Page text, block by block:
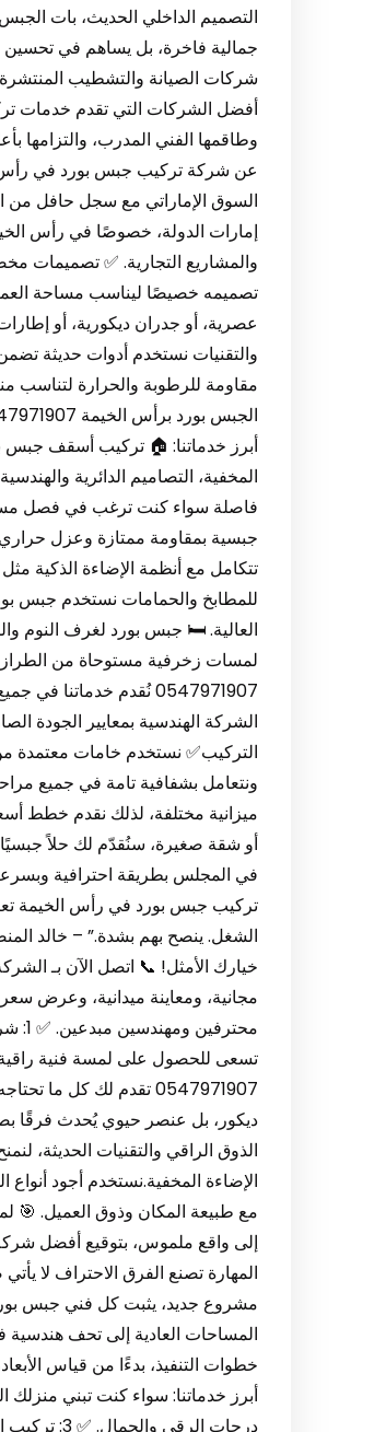
التصميم الداخلي الحديث، بات
جمالية فاخرة، بل يساهم في تحسين
شركات الصيانة والتشطيب المنتشرة
عن شركة تركيب جبس بورد في رأس
السوق الإماراتي مع سجل حافل من
إمارات الدولة، خصوصًا في رأس
والمشاريع التجارية. ✅ تصميمات
تصميمه خصيصًا ليناسب مساحة
عصرية، أو جدران ديكورية، أو
والتقنيات نستخدم أدوات حديثة
مقاومة للرطوبة والحرارة لتناسب
أبرز خدماتنا: 🏠 تركيب أسقف جبس
فاصلة سواء كنت ترغب في فصل مساحة
جبسية بمقاومة ممتازة وعزل
للمطابخ والحمامات نستخدم جبس
العالية. 🛏 جبس بورد لغرف النوم
لمسات زخرفية مستوحاة من
0547971907 نُقدم
الشركة الهندسية بمعايير الجودة
التركيب✅ نستخدم خامات معتمدة
ونتعامل بشفافية تامة في جميع
ميزانية مختلفة، لذلك نقدم خطط
أو شقة صغيرة، سنُقدّم لك حلاً جبسيًا
في المجلس بطريقة احترافية
تركيب جبس بورد في رأس الخيمة
الشغل. ينصح بهم بشدة.” – خالد
خيارك الأمثل! 📞 اتصل الآن بـ
مجانية، ومعاينة ميدانية، وعرض
تسعى للحصول على لمسة فنية
0547971907 تقدم لك
ديكور، بل عنصر حيوي يُحدث فرقًا
الذوق الراقي والتقنيات الحديثة،
الإضاءة المخفية.نستخدم أجود
المهارة تصنع الفرق الاحتراف لا
مشروع جديد، يثبت كل فني جبس
المساحات العادية إلى تحف
خطوات التنفيذ، بدءًا من قياس
أبرز خدماتنا: سواء كنت تبني منزلك
درجات